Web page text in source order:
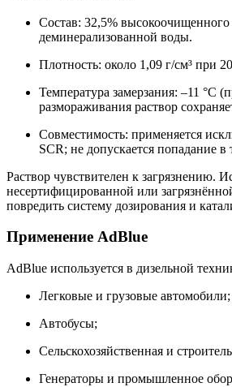
Состав: 32,5%
деминерализованной воды.
Плотность: около 1,09 г/см³ при
Температура замерзания: –11 °C
размораживания раствор
Совместимость: применяется
SCR; не допускается попадание
Раствор чувствителен к загрязнению.
несертифицированной или
повредить систему дозирования и
Применение AdBlue
AdBlue используется в дизельной
Легковые и грузовые автомобили;
Автобусы;
Сельскохозяйственная и
Генераторы и промышленное